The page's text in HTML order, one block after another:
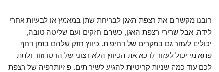
רובנו מקשרים את רצפת האגן לבריחת שתן במאמץ או לבעיות אחרי
לידה. אבל שרירי רצפת האגן, כשהם חזקים ועם שליטה טובה,
יכולים לעזור גם במקרים של דחיפות. כיווץ חזק שלהם בזמן דחף
פתאומי יכול לעזור לדכא את הכיווץ הלא רצוני של הדטרוזור ולתת
לכם עוד כמה שניות קריטיות להגיע לשירותים. פיזיותרפיה של רצפת